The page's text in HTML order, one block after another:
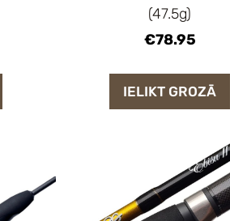
(47.5g)
€78.95
IELIKT GROZĀ